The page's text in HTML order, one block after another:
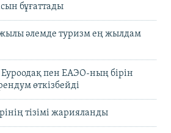
бұғаттады
әлемде туризм ең жылдам
пен ЕАЭО-ның бірін
өткізбейді
тізімі жарияланды